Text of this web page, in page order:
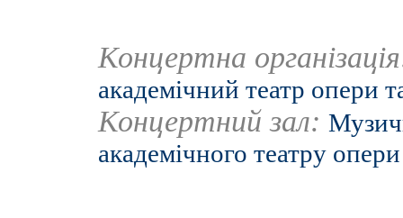
Концертна
академічний театр опери
Концертний зал:
академічного театру